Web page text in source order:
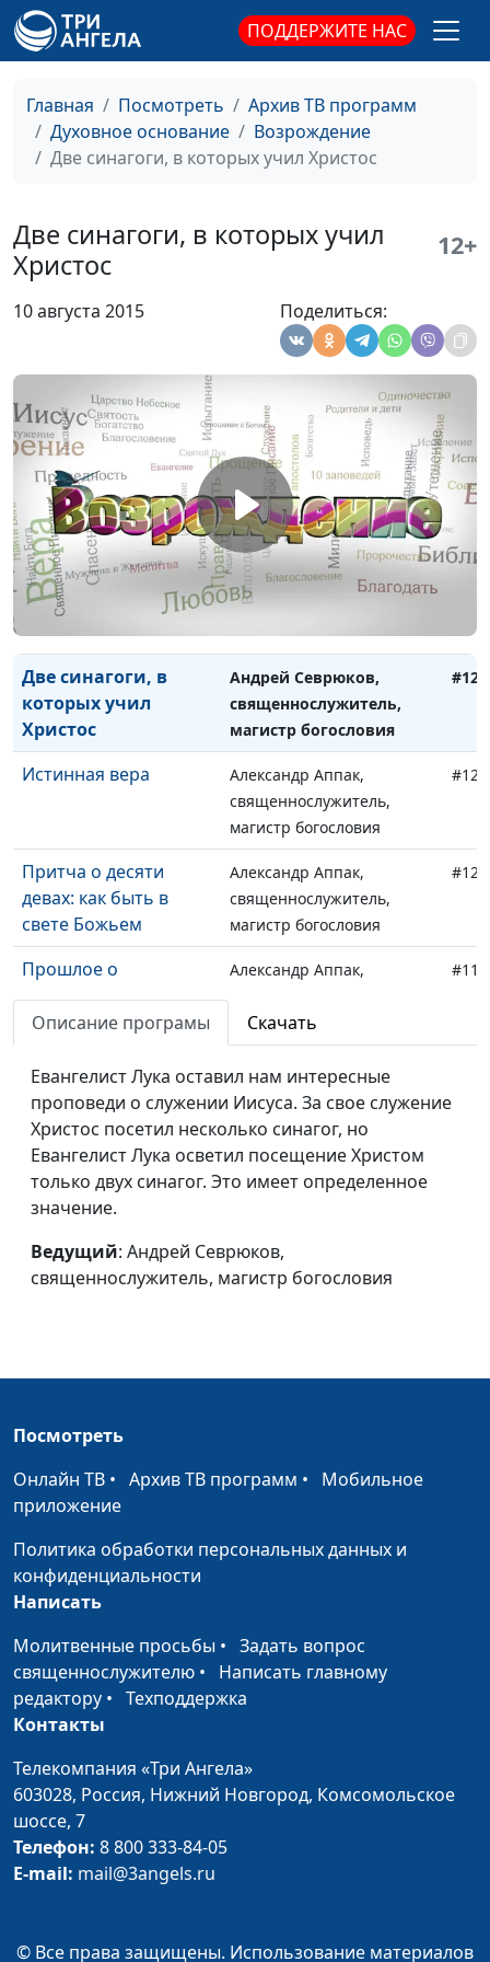
ПОДДЕРЖИТЕ НАС
Главная Посмотреть
Архив ТВ программ
Духовное основание
Возрождение
Две синагоги, в которых учил Христос
Две синагоги, в которых учил
Христос
12+
10 августа 2015 Поделиться:
выбора в сложной
ситуации
магистр богословия
благословениях:
изобилие и здоровье
священнослужитель,
магистр богословия
магистр богословия
Человек просит - Бог
исцеляет
священнослужитель,
магистр богословия
счастлив?
священнослужитель,
магистр богословия
#125
Как войти в Царство
Небесное?
Андрей Севрюков,
священнослужитель,
магистр богословия
#124
Пример Христа: как
реагировать на
оскорбления?
Андрей Севрюков,
священнослужитель,
магистр богословия
Две синагоги, в
которых учил
Христос
Андрей Севрюков,
священнослужитель,
магистр богословия
#122
Истинная вера
Александр Аппак,
священнослужитель,
магистр богословия
#121
Притча о десяти
девах: как быть в
свете Божьем
Александр Аппак,
священнослужитель,
магистр богословия
#120
Прошлое о
настоящем
Александр Аппак,
магистр богословия
#119
Быть записанным в
священнослужитель,
магистр богословия
Люди - Божьи дети
Александр Аппак,
священнослужитель,
Вечное Царство
Александр Аппак,
священнослужитель,
священнослужитель,
священнослужитель,
Познание воли
Божьей
Александр Аппак,
Дарованные и
неиспользованные
возможности
Александр Аппак,
священнослужитель,
магистр богословия
сердца
священнослужитель,
магистр богословия
Братолюбие
Жена-помощник
Виталий Киссер,
Описание програмы Скачать
Евангелист Лука оставил нам интересные
проповеди о служении Иисуса. За свое служение
Христос посетил несколько синагог, но
Евангелист Лука осветил посещение Христом
только двух синагог. Это имеет определенное
значение.
Ведущий: Андрей Севрюков,
священнослужитель, магистр богословия
Посмотреть
Онлайн ТВ • Архив ТВ программ • Мобильное
приложение
Политика обработки персональных данных и
конфиденциальности
Написать
Молитвенные просьбы • Задать вопрос
священнослужителю • Написать главному
редактору • Техподдержка
Контакты
Телекомпания «Три Ангела»
603028, Россия, Нижний Новгород, Комсомольское
шоссе, 7
Телефон: 8 800 333-84-05
E-mail: mail@3angels.ru
© Все права защищены. Использование материалов